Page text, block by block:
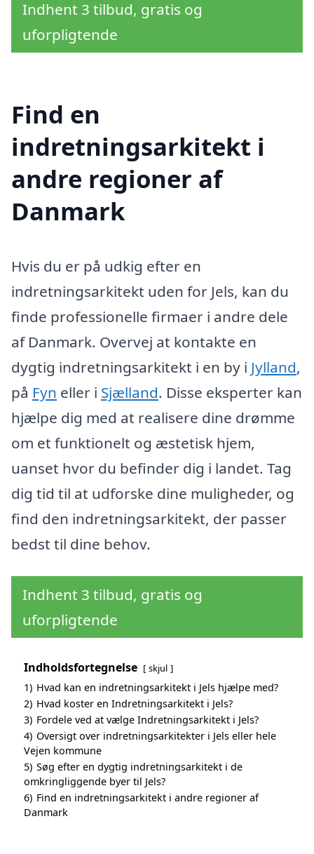
Indhent 3 tilbud, gratis og
uforpligtende
Find en
indretningsarkitekt i
andre regioner af
Danmark
Hvis du er på udkig efter en
indretningsarkitekt uden for Jels, kan du
finde professionelle firmaer i andre dele
af Danmark. Overvej at kontakte en
dygtig indretningsarkitekt i en by i Jylland,
på Fyn eller i Sjælland. Disse eksperter kan
hjælpe dig med at realisere dine drømme
om et funktionelt og æstetisk hjem,
uanset hvor du befinder dig i landet. Tag
dig tid til at udforske dine muligheder, og
find den indretningsarkitekt, der passer
bedst til dine behov.
Indhent 3 tilbud, gratis og
uforpligtende
Indholdsfortegnelse skjul
1) Hvad kan en indretningsarkitekt i Jels hjælpe med?
2) Hvad koster en Indretningsarkitekt i Jels?
3) Fordele ved at vælge Indretningsarkitekt i Jels?
4) Oversigt over indretningsarkitekter i Jels eller hele
Vejen kommune
5) Søg efter en dygtig indretningsarkitekt i de
omkringliggende byer til Jels?
6) Find en indretningsarkitekt i andre regioner af
Danmark